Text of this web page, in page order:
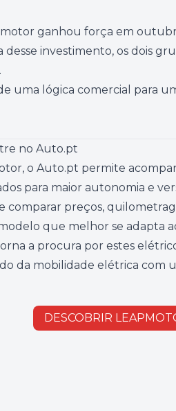
ganhou força em
desse investimento, os dois
uma lógica comercial para
no Auto.pt
o Auto.pt permite
para maior autonomia e
comparar preços,
que melhor se adapta
a procura por estes
da mobilidade elétrica com
DESCOBRIR